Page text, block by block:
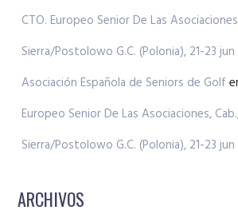
CTO. Europeo Senior De Las
Sierra/Postolowo G.C. (Polonia), 21-23 jun
Asociación Española de Seniors de Golf
Europeo Senior De Las Asociaciones,
Sierra/Postolowo G.C. (Polonia), 21-23 jun
ARCHIVOS